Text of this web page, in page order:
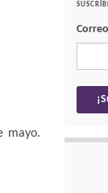
mayo.